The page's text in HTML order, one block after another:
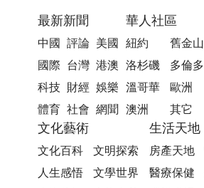
最新新聞
中國
國際
科技
體育
評論
台灣
財經
社會
美國
港澳
娛樂
網聞
華人社區
紐約
洛杉磯
溫哥華
澳洲
舊金山
多倫多
歐洲
其它
文化藝術
文化百科
人生感悟
文明探索
文學世界
生活天地
房產天地
醫療保健